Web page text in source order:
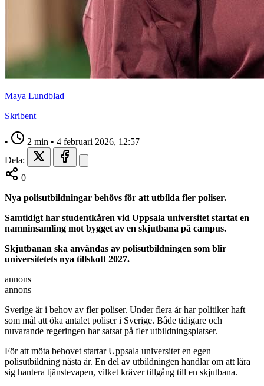
Maya Lundblad
Skribent
• 2 min • 4 februari 2026, 12:57
Dela:
0
Nya polisutbildningar behövs för att utbilda fler poliser.
Samtidigt har studentkåren vid Uppsala universitet startat en
namninsamling mot bygget av en skjutbana på campus.
Skjutbanan ska användas av polisutbildningen som blir
universitetets nya tillskott 2027.
annons
annons
Sverige är i behov av fler poliser. Under flera år har politiker haft
som mål att öka antalet poliser i Sverige. Både tidigare och
nuvarande regeringen har satsat på fler utbildningsplatser.
För att möta behovet startar Uppsala universitet en egen
polisutbildning nästa år. En del av utbildningen handlar om att lära
sig hantera tjänstevapen, vilket kräver tillgång till en skjutbana.